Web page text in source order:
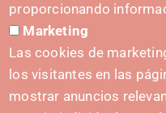
INICIATIVAS
Navarra Cybersecurity
Apoyo al
proporcionando
Marketing
Las cookies de
los visitantes en las
mostrar anuncios